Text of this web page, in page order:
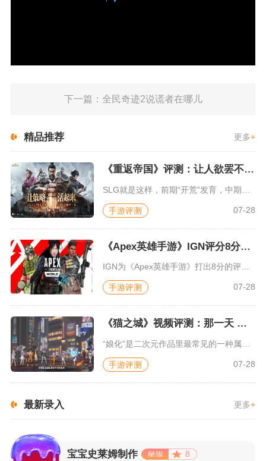
下一篇：全民奇迹2说谎者在哪儿
精品推荐 更多+
《重返帝国》评测：让人欲罢不能的新一代策略游戏
手游评测 07-28
《Apex英雄手游》IGN评分8分：对游戏未来抱有期待
IGN为《Apex英雄手游》打出8分的评价，测评者认为，《A...
手游评测 07-28
《猫之城》视频评测：那一天 我家的猫变成了猫娘
手游评测 07-28
最新录入 更多+
宝宝史莱姆制作
8